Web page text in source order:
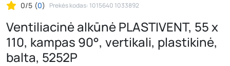
0/5 (0) Prekės kodas: 1015640 1033892
Ventiliacinė alkūnė PLASTIVENT, 55 x
110, kampas 90°, vertikali, plastikinė,
balta, 5252P